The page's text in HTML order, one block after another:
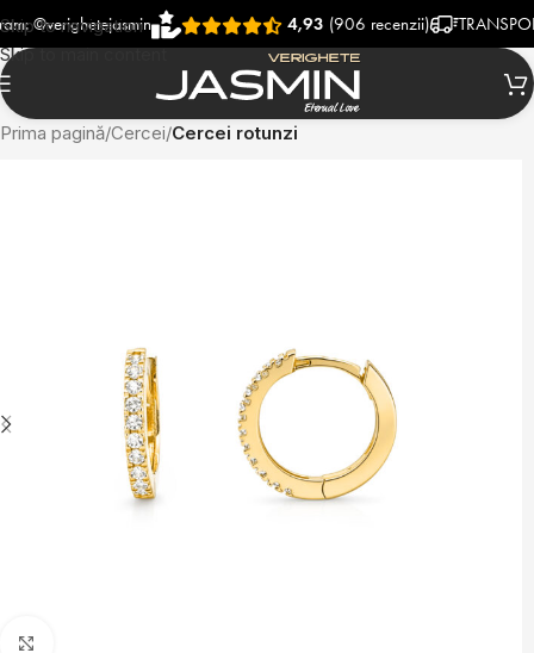
Skip to navigation
Skip to main content
4,93(906 recenzii) TRANSPORT
Prima pagină Cercei Cercei rotunzi